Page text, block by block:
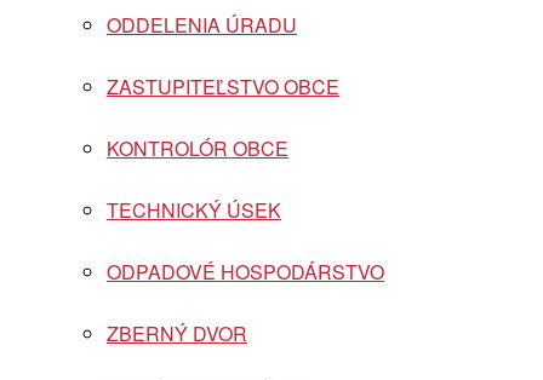
ODDELENIA ÚRADU
ZASTUPITEĽSTVO OBCE
KONTROLÓR OBCE
TECHNICKÝ ÚSEK
ODPADOVÉ HOSPODÁRSTVO
ZBERNÝ DVOR